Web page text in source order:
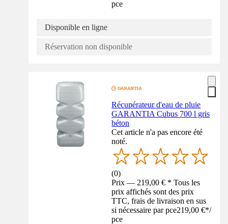
pce
Disponible en ligne
Réservation non disponible
Récupérateur d'eau de pluie
GARANTIA Cubus 700 l gris
béton
Cet article n'a pas encore été
noté.
(0)
Prix — 219,00 € * Tous les
prix affichés sont des prix
TTC, frais de livraison en sus
si nécessaire par pce219,00 €*/
pce